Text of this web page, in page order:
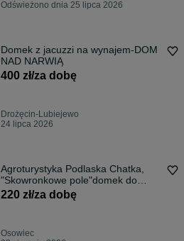
Odświeżono dnia 25 lipca 2026
Domek z jacuzzi na wynajem-DOM
NAD NARWIĄ
400 zł/za dobę
Drożęcin-Lubiejewo
24 lipca 2026
Agroturystyka Podlaska Chatka,
"Skowronkowe pole"domek do
wynajęcia
220 zł/za dobę
Osowiec